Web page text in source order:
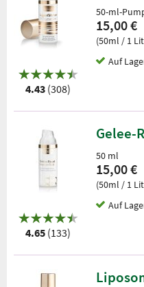
4.43 (308)
50-ml-
15,00 €
(50ml / 1
Auf
4.65 (133)
Gelee-
50 ml
15,00 €
(50ml / 1
Auf